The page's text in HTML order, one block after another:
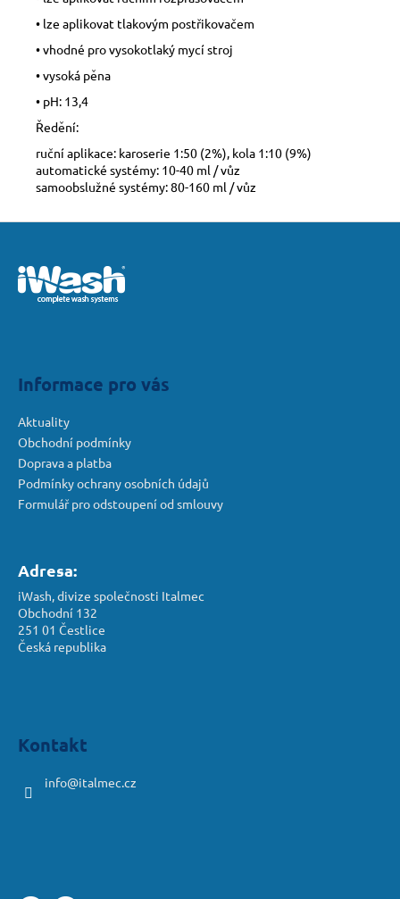
• lze aplikovat tlakovým postřikovačem
• vhodné pro vysokotlaký mycí stroj
• vysoká pěna
• pH: 13,4
Ředění:
ruční aplikace: karoserie 1:50 (2%), kola 1:10 (9%)
automatické systémy: 10-40 ml / vůz
samoobslužné systémy: 80-160 ml / vůz
Informace pro vás
Aktuality
Obchodní podmínky
Doprava a platba
Podmínky ochrany osobních údajů
Formulář pro odstoupení od smlouvy
Adresa:
iWash, divize společnosti Italmec
Obchodní 132
251 01 Čestlice
Česká republika
Kontakt
info@italmec.cz